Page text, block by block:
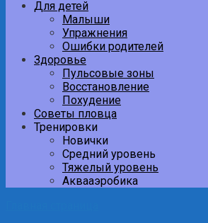
Для детей
Малыши
Упражнения
Ошибки родителей
Здоровье
Пульсовые зоны
Восстановление
Похудение
Советы пловца
Тренировки
Новички
Средний уровень
Тяжелый уровень
Аквааэробика